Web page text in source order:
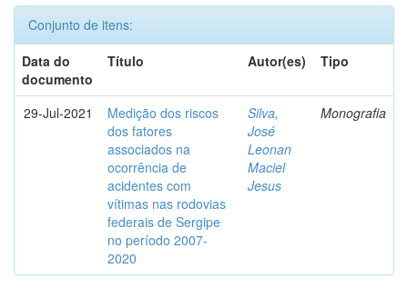
Conjunto de itens:
Data do
documento
Título Autor(es) Tipo
29-Jul-2021
Medição dos riscos
dos fatores
associados na
ocorrência de
acidentes com
vítimas nas rodovias
federais de Sergipe
no período 2007-
2020
Silva,
José
Leonan
Maciel
Jesus
Monografia